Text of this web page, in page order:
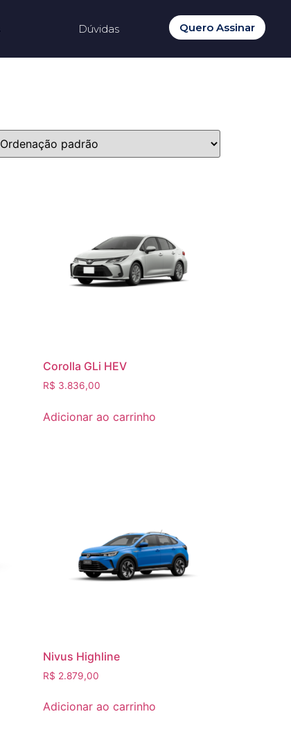
Dúvidas Quero Assinar
Corolla GLi HEV
R$ 3.836,00
Adicionar ao carrinho
Nivus Highline
R$ 2.879,00
Adicionar ao carrinho